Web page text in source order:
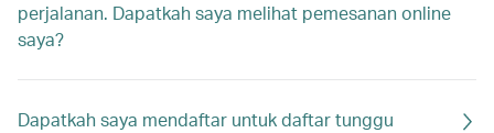
perjalanan. Dapatkah saya melihat pemesanan online
saya?
Dapatkah saya mendaftar untuk daftar tunggu